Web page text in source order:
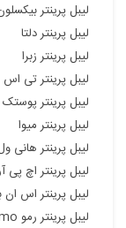
لیبل پرینتر
لیبل پرینتر دلتا
لیبل پرینتر زبرا
لیبل پرینتر تی
لیبل پرینتر پوستک
لیبل پرینتر میوا
لیبل پرینتر هانی
لیبل پرینتر اچ پی
لیبل پرینتر اس
لیبل پرینتر رمو Remo